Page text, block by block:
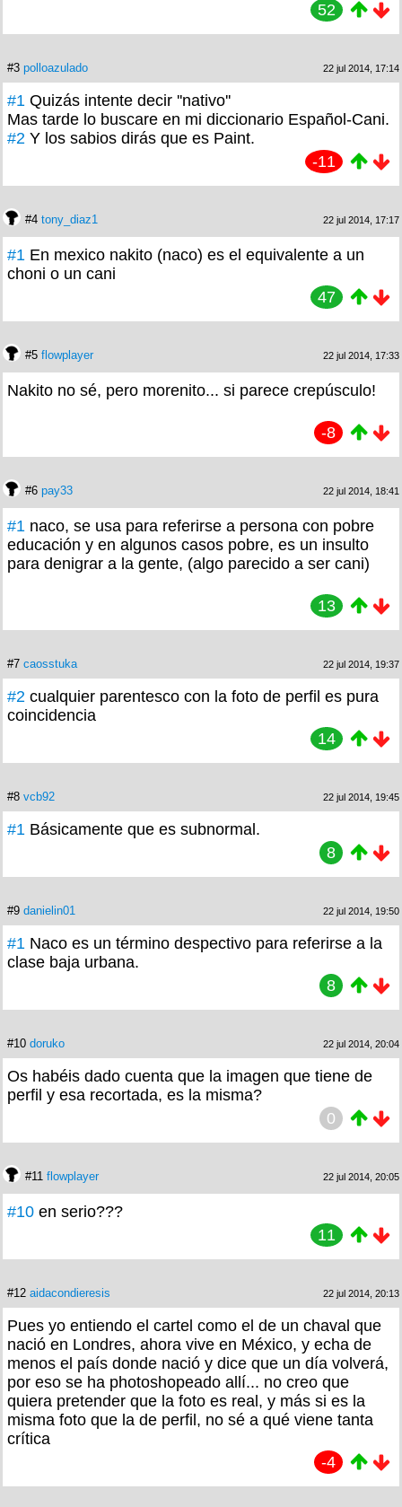
52
#3 polloazulado 22 jul 2014, 17:14
#1 Quizás intente decir ''nativo''
Mas tarde lo buscare en mi diccionario Español-Cani.
#2 Y los sabios dirás que es Paint.
-11
#4 tony_diaz1 22 jul 2014, 17:17
#1 En mexico nakito (naco) es el equivalente a un
choni o un cani
47
#5 flowplayer 22 jul 2014, 17:33
Nakito no sé, pero morenito... si parece crepúsculo!
-8
#6 pay33 22 jul 2014, 18:41
#1 naco, se usa para referirse a persona con pobre
educación y en algunos casos pobre, es un insulto
para denigrar a la gente, (algo parecido a ser cani)
13
#7 caosstuka 22 jul 2014, 19:37
#2 cualquier parentesco con la foto de perfil es pura
coincidencia
14
#8 vcb92 22 jul 2014, 19:45
#1 Básicamente que es subnormal.
8
#9 danielin01 22 jul 2014, 19:50
#1 Naco es un término despectivo para referirse a la
clase baja urbana.
8
#10 doruko 22 jul 2014, 20:04
Os habéis dado cuenta que la imagen que tiene de
perfil y esa recortada, es la misma?
0
#11 flowplayer 22 jul 2014, 20:05
#10 en serio???
11
#12 aidacondieresis 22 jul 2014, 20:13
Pues yo entiendo el cartel como el de un chaval que
nació en Londres, ahora vive en México, y echa de
menos el país donde nació y dice que un día volverá,
por eso se ha photoshopeado allí... no creo que
quiera pretender que la foto es real, y más si es la
misma foto que la de perfil, no sé a qué viene tanta
crítica
-4